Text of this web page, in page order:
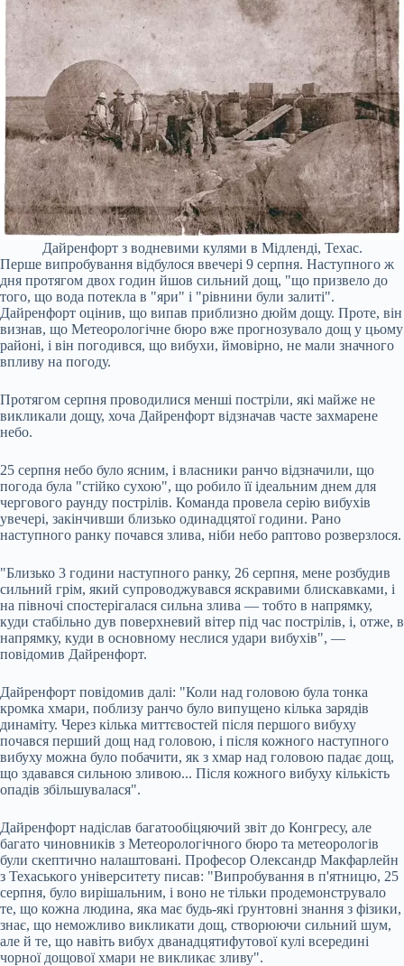
Дайренфорт з водневими кулями в Мідленді, Техас.
Перше випробування відбулося ввечері 9 серпня. Наступного ж
дня протягом двох годин йшов сильний дощ, "що призвело до
того, що вода потекла в "яри" і "рівнини були залиті".
Дайренфорт оцінив, що випав приблизно дюйм дощу. Проте, він
визнав, що Метеорологічне бюро вже прогнозувало дощ у цьому
районі, і він погодився, що вибухи, ймовірно, не мали значного
впливу на погоду.
Протягом серпня проводилися менші постріли, які майже не
викликали дощу, хоча Дайренфорт відзначав часте захмарене
небо.
25 серпня небо було ясним, і власники ранчо відзначили, що
погода була "стійко сухою", що робило її ідеальним днем для
чергового раунду пострілів. Команда провела серію вибухів
увечері, закінчивши близько одинадцятої години. Рано
наступного ранку почався злива, ніби небо раптово розверзлося.
"Близько 3 години наступного ранку, 26 серпня, мене розбудив
сильний грім, який супроводжувався яскравими блискавками, і
на півночі спостерігалася сильна злива — тобто в напрямку,
куди стабільно дув поверхневий вітер під час пострілів, і, отже, в
напрямку, куди в основному неслися удари вибухів", —
повідомив Дайренфорт.
Дайренфорт повідомив далі: "Коли над головою була тонка
кромка хмари, поблизу ранчо було випущено кілька зарядів
динаміту. Через кілька миттєвостей після першого вибуху
почався перший дощ над головою, і після кожного наступного
вибуху можна було побачити, як з хмар над головою падає дощ,
що здавався сильною зливою... Після кожного вибуху кількість
опадів збільшувалася".
Дайренфорт надіслав багатообіцяючий звіт до Конгресу, але
багато чиновників з Метеорологічного бюро та метеорологів
були скептично налаштовані. Професор Олександр Макфарлейн
з Техаського університету писав: "Випробування в п'ятницю, 25
серпня, було вирішальним, і воно не тільки продемонструвало
те, що кожна людина, яка має будь-які ґрунтовні знання з фізики,
знає, що неможливо викликати дощ, створюючи сильний шум,
але й те, що навіть вибух дванадцятифутової кулі всередині
чорної дощової хмари не викликає зливу".